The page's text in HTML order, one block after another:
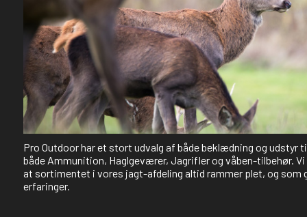
Pro Outdoor har et stort udvalg af både beklædning og udstyr
både Ammunition, Haglgeværer, Jagrifler og våben-tilbehør.
at sortimentet i vores jagt-afdeling altid rammer plet, og som
erfaringer.